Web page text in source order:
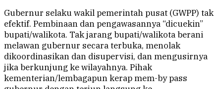
Gubernur selaku wakil pemerintah pusat (GWPP) tak
efektif. Pembinaan dan pengawasannya “dicuekin”
bupati/walikota. Tak jarang bupati/walikota berani
melawan gubernur secara terbuka, menolak
dikoordinasikan dan disupervisi, dan mengusirnya
jika berkunjung ke wilayahnya. Pihak
kementerian/lembagapun kerap mem-by pass